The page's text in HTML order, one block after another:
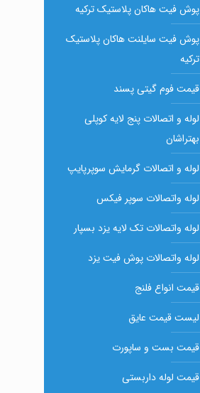
پوش فیت هاکان پلاستیک ترکیه
پوش فیت سایلنت هاکان پلاستیک
ترکیه
قیمت فوم گیتی پسند
لوله و اتصالات پنج لایه کوپلی
بهتراشان
لوله و اتصالات گرمایش سوپرپایپ
لوله واتصالات سوپر فیکس
لوله واتصالات تک لایه یزد بسپار
لوله واتصالات پوش فیت یزد
قیمت انواع فلنج
لیست قیمت عایق
قیمت بست و ساپورت
قیمت لوله داربستی